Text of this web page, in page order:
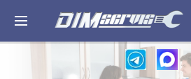
+7(812)
+7(812)